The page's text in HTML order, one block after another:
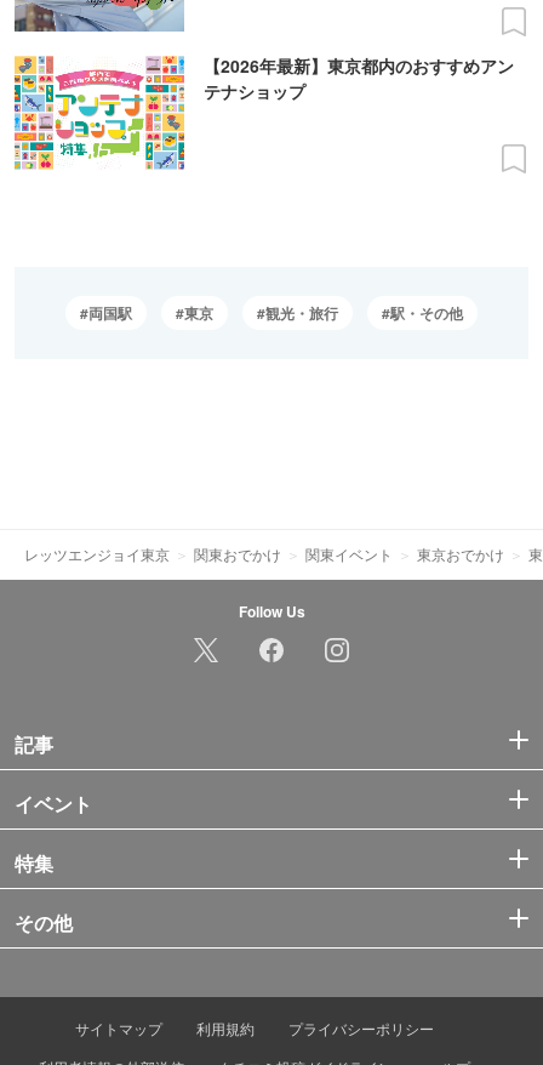
【2026年最新】東京都内のおすすめアン
テナショップ
両国駅 東京 観光・旅行 駅・その他
レッツエンジョイ東京 関東おでかけ 関東イベント 東京おでかけ
Follow Us
記事
イベント
特集
その他
サイトマップ 利用規約
プライバシーポリシー